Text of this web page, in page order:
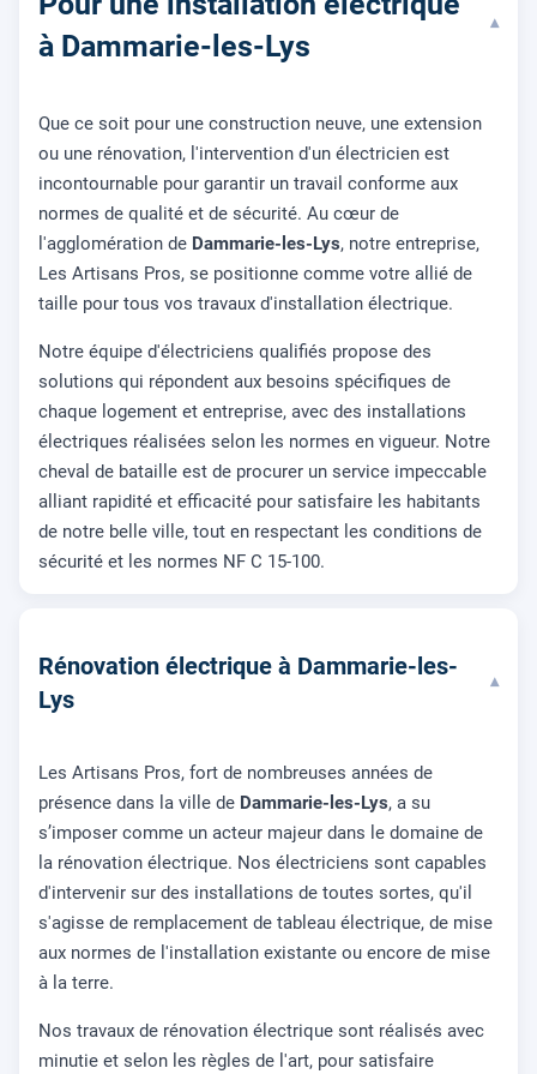
à Dammarie-les-Lys
▾
Que ce soit pour une construction neuve, une extension
ou une rénovation, l'intervention d'un électricien est
incontournable pour garantir un travail conforme aux
normes de qualité et de sécurité. Au cœur de
l'agglomération de Dammarie-les-Lys, notre entreprise,
Les Artisans Pros, se positionne comme votre allié de
taille pour tous vos travaux d'installation électrique.
Notre équipe d'électriciens qualifiés propose des
solutions qui répondent aux besoins spécifiques de
chaque logement et entreprise, avec des installations
électriques réalisées selon les normes en vigueur. Notre
cheval de bataille est de procurer un service impeccable
alliant rapidité et efficacité pour satisfaire les habitants
de notre belle ville, tout en respectant les conditions de
sécurité et les normes NF C 15-100.
Rénovation électrique à Dammarie-les-
Lys
▾
Les Artisans Pros, fort de nombreuses années de
présence dans la ville de Dammarie-les-Lys, a su
s’imposer comme un acteur majeur dans le domaine de
la rénovation électrique. Nos électriciens sont capables
d'intervenir sur des installations de toutes sortes, qu'il
s'agisse de remplacement de tableau électrique, de mise
aux normes de l'installation existante ou encore de mise
à la terre.
Nos travaux de rénovation électrique sont réalisés avec
minutie et selon les règles de l'art, pour satisfaire